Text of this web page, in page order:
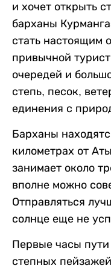
и хочет открыть
барханы
стать настоящим
привычной
очередей и
степь, песок,
единения с
Барханы
километрах от
занимает около
вполне можно
Отправляться
солнце еще не
Первые часы
степных